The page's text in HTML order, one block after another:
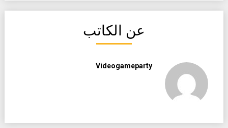
عن الكاتب
Videogameparty